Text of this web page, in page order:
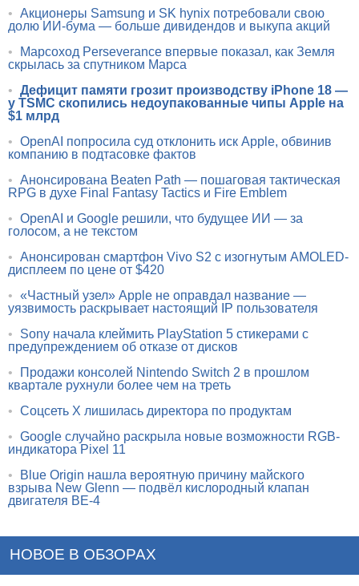
• Акционеры Samsung и SK hynix потребовали свою
долю ИИ-бума — больше дивидендов и выкупа акций
•
Марсоход Perseverance впервые показал, как Земля
скрылась за спутником Марса
• Дефицит памяти грозит производству iPhone 18 —
у TSMC скопились недоупакованные чипы Apple на
$1 млрд
• OpenAI попросила суд отклонить иск Apple, обвинив
компанию в подтасовке фактов
• Анонсирована Beaten Path — пошаговая тактическая
RPG в духе Final Fantasy Tactics и Fire Emblem
• OpenAI и Google решили, что будущее ИИ — за
голосом, а не текстом
• Анонсирован смартфон Vivo S2 с изогнутым AMOLED-
дисплеем по цене от $420
• «Частный узел» Apple не оправдал название —
уязвимость раскрывает настоящий IP пользователя
•
Sony начала клеймить PlayStation 5 стикерами с
предупреждением об отказе от дисков
•
Продажи консолей Nintendo Switch 2 в прошлом
квартале рухнули более чем на треть
• Соцсеть X лишилась директора по продуктам
• Google случайно раскрыла новые возможности RGB-
индикатора Pixel 11
•
Blue Origin нашла вероятную причину майского
взрыва New Glenn — подвёл кислородный клапан
двигателя BE-4
НОВОЕ В ОБЗОРАХ